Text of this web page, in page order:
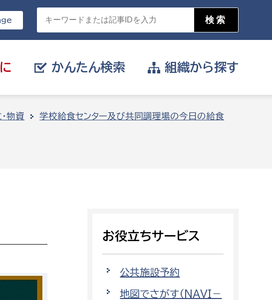
かんたん検索
目的を選択
相談をしたい
働きたい
組織から探す
環境部
物資
学校給食センター及び共同調理場の今日の給食
お役立ちサービス
公共施設予約
地図でさがす（NAVI－